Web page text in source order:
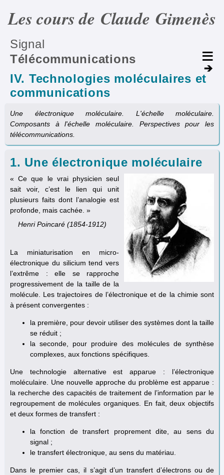
Les cours de Claude Gimenès
Signal
Télécommunications
IV. Technologies moléculaires et
communications
Une électronique moléculaire. L'échelle moléculaire.
Composants à l'échelle moléculaire. Perspectives pour les
télécommunications.
1. Une électronique moléculaire
« Ce que le vrai physicien seul
sait voir, c’est le lien qui unit
plusieurs faits dont l’analogie est
profonde, mais cachée. »
Henri Poincaré (1854-1912)
La miniaturisation en micro-
électronique du silicium tend vers
l’extrême : elle se rapproche
progressivement de la taille de la
molécule. Les trajectoires de l’électronique et de la chimie sont
à présent convergentes :
la première, pour devoir utiliser des systèmes dont la taille
se réduit ;
la seconde, pour produire des molécules de synthèse
complexes, aux fonctions spécifiques.
Une technologie alternative est apparue : l’électronique
moléculaire. Une nouvelle approche du problème est apparue :
la recherche des capacités de traitement de l’information par le
regroupement de molécules organiques. En fait, deux objectifs
et deux formes de transfert :
la fonction de transfert proprement dite, au sens du
signal ;
le transfert électronique, au sens du matériau.
Dans le premier cas, il s’agit d’un transfert d’électrons ou de